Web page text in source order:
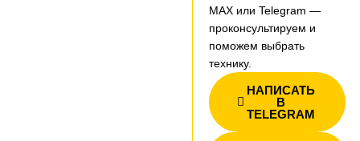
MAX или Telegram —
проконсультируем и
поможем выбрать
технику.
НАПИСАТЬ
В
TELEGRAM